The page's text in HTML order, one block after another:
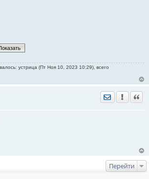
устрица (Пт Ноя 10, 2023 10:29), всего
Отправить
Перейти